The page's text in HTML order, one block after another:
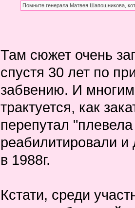
Помните генерала Матвея Шапошникова,
Там сюжет очень
спустя 30 лет по
забвению. И
трактуется, как
перепутал
реабилитировали
в 1988г.
Кстати, среди